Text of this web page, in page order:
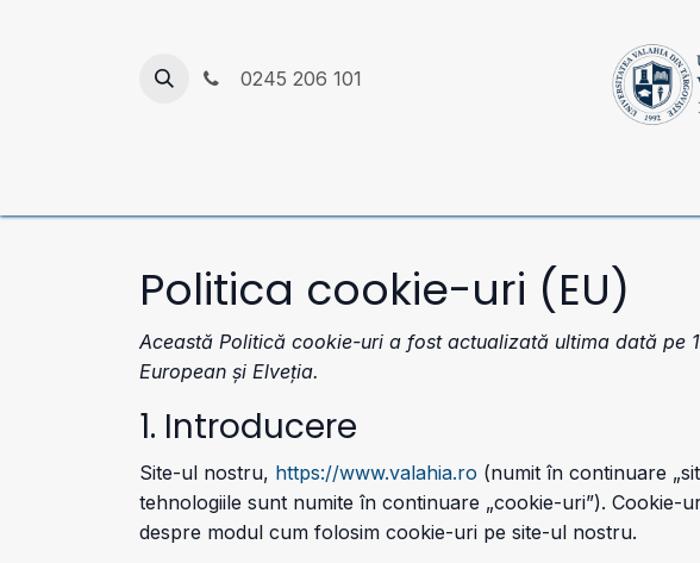
0245 206 101
Politica cookie-uri (EU)
Această Politică cookie-uri a fost actualizată ultima dată pe
European și Elveția.
1. Introducere
Site-ul nostru, https://www.valahia.ro (numit în continuare
tehnologiile sunt numite în continuare „cookie-uri”).
despre modul cum folosim cookie-uri pe site-ul nostru.